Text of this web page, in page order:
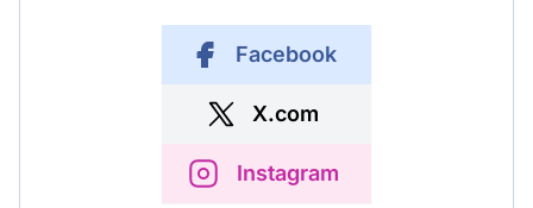
Facebook
X.com
Instagram